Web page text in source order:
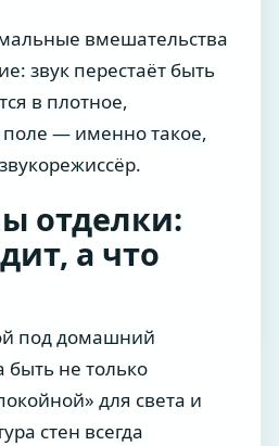
вмешательства
звук перестаёт быть
в плотное,
— именно такое,
отделки:
а что
под домашний
быть не только
для света и
стен всегда